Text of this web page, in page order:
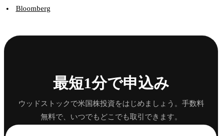
Bloomberg
最短1分で申込み
ウッドストックで米国株投資をはじめましょう。手数料
無料で、いつでもどこでも取引できます。